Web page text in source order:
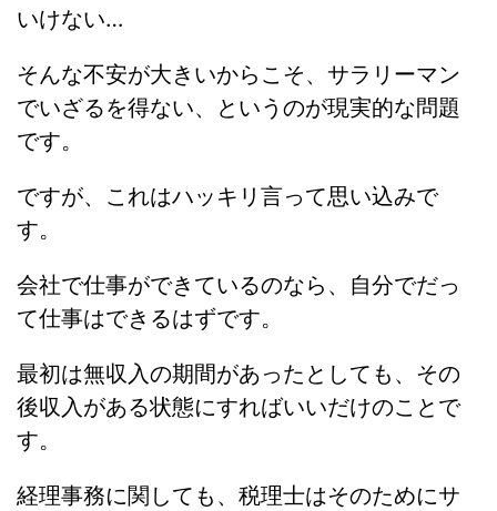
いけない…
そんな不安が大きいからこそ、サラリーマン
でいざるを得ない、というのが現実的な問題
です。
ですが、これはハッキリ言って思い込みで
す。
会社で仕事ができているのなら、自分でだっ
て仕事はできるはずです。
最初は無収入の期間があったとしても、その
後収入がある状態にすればいいだけのことで
す。
経理事務に関しても、税理士はそのためにサ